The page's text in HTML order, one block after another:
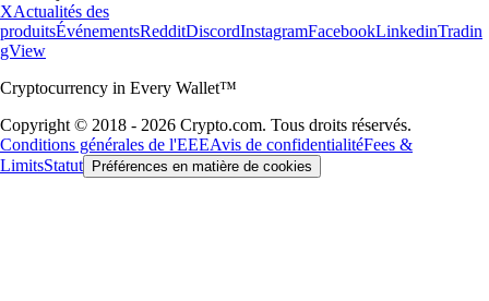
XActualités des
produitsÉvénementsRedditDiscordInstagramFacebookLinkedinTradin
gView
Cryptocurrency in Every Wallet™
Copyright © 2018 - 2026 Crypto.com. Tous droits réservés.
Conditions générales de l'EEEAvis de confidentialitéFees &
LimitsStatut Préférences en matière de cookies